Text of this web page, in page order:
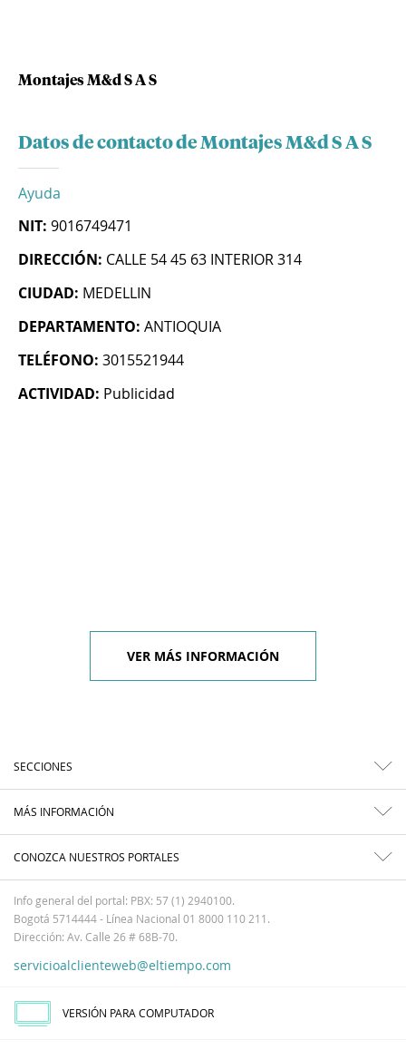
Montajes M&d S A S
Datos de contacto de Montajes M&d S A S
Ayuda
NIT: 9016749471
DIRECCIÓN: CALLE 54 45 63 INTERIOR 314
CIUDAD: MEDELLIN
DEPARTAMENTO: ANTIOQUIA
TELÉFONO: 3015521944
ACTIVIDAD: Publicidad
VER MÁS INFORMACIÓN
SECCIONES
MÁS INFORMACIÓN
CONOZCA NUESTROS PORTALES
Info general del portal: PBX: 57 (1) 2940100.
Bogotá 5714444 - Línea Nacional 01 8000 110 211.
Dirección: Av. Calle 26 # 68B-70.
servicioalclienteweb@eltiempo.com
VERSIÓN PARA COMPUTADOR